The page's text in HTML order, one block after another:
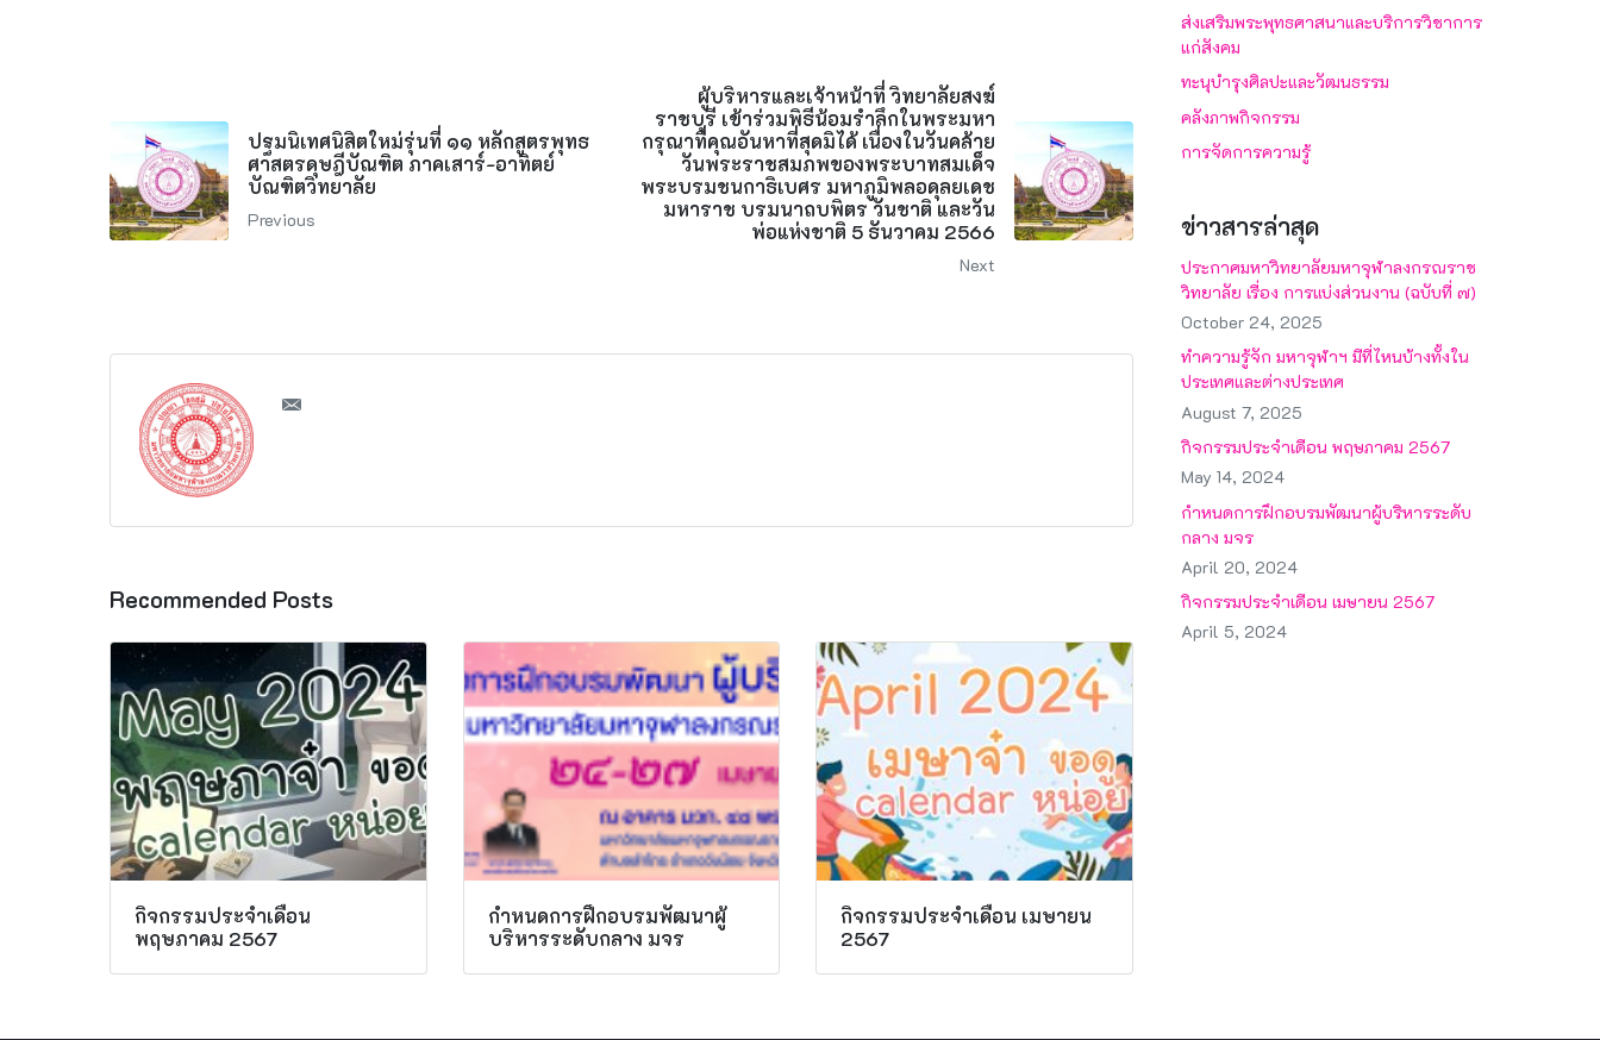
ปฐมนิเทศนิสิตใหม่รุ่นที่ ๑๑ หลักสูตรพุทธ
ศาสตรดุษฎีบัณฑิต ภาคเสาร์-อาทิตย์
บัณฑิตวิทยาลัย
Previous
ผู้บริหารและเจ้าหน้าที่ วิทยาลัยสงฆ์
ราชบุรี เข้าร่วมพิธีน้อมรำลึกในพระมหา
กรุณาที่คุณอันหาที่สุดมิได้ เนื่องในวันคล้าย
วันพระราชสมภพของพระบาทสมเด็จ
พระบรมชนกาธิเบศร มหาภูมิพลอดุลยเดช
มหาราช บรมนาถบพิตร วันชาติ และวัน
พ่อแห่งชาติ 5 ธันวาคม 2566
Next
Recommended Posts
กิจกรรมประจำเดือน
พฤษภาคม 2567
กำหนดการฝึกอบรมพัฒนาผู้
บริหารระดับกลาง มจร
กิจกรรมประจำเดือน เมษายน
2567
ส่งเสริมพระพุทธศาสนาและบริการวิชาการ
แก่สังคม
ทะนุบำรุงศิลปะและวัฒนธรรม
คลังภาพกิจกรรม
การจัดการความรู้
ข่าวสารล่าสุด
ประกาศมหาวิทยาลัยมหาจุฬาลงกรณราช
วิทยาลัย เรื่อง การแบ่งส่วนงาน (ฉบับที่ ๗)
October 24, 2025
ทำความรู้จัก มหาจุฬาฯ มีที่ไหนบ้างทั้งใน
ประเทศและต่างประเทศ
August 7, 2025
กิจกรรมประจำเดือน พฤษภาคม 2567
May 14, 2024
กำหนดการฝึกอบรมพัฒนาผู้บริหารระดับ
กลาง มจร
April 20, 2024
กิจกรรมประจำเดือน เมษายน 2567
April 5, 2024